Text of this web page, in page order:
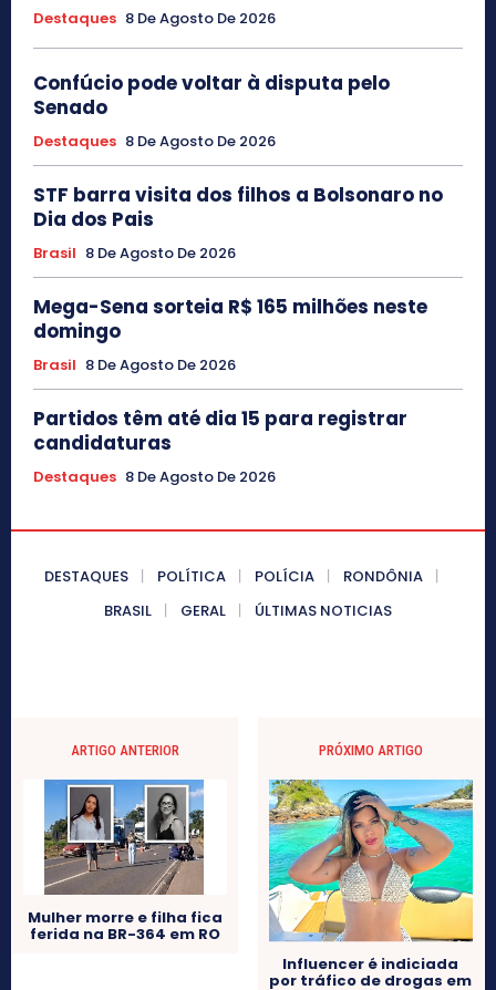
Destaques 8 De Agosto De 2026
Confúcio pode voltar à disputa pelo
Senado
Destaques 8 De Agosto De 2026
STF barra visita dos filhos a Bolsonaro no
Dia dos Pais
Brasil 8 De Agosto De 2026
Mega-Sena sorteia R$ 165 milhões neste
domingo
Brasil 8 De Agosto De 2026
Partidos têm até dia 15 para registrar
candidaturas
Destaques 8 De Agosto De 2026
DESTAQUES POLÍTICA POLÍCIA
RONDÔNIA
BRASIL
GERAL ÚLTIMAS NOTICIAS
ARTIGO ANTERIOR
Mulher morre e filha fica
ferida na BR-364 em RO
PRÓXIMO ARTIGO
Influencer é indiciada
por tráfico de drogas em